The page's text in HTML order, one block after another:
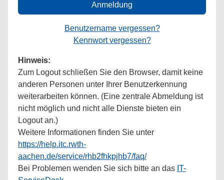
Anmeldung
Benutzername vergessen?
Kennwort vergessen?
Hinweis:
Zum Logout schließen Sie den Browser, damit keine
anderen Personen unter Ihrer Benutzerkennung
weiterarbeiten können. (Eine zentrale Abmeldung ist
nicht möglich und nicht alle Dienste bieten ein
Logout an.)
Weitere Informationen finden Sie unter
https://help.itc.rwth-
aachen.de/service/rhb2fhkpjhb7/faq/
Bei Problemen wenden Sie sich bitte an das IT-